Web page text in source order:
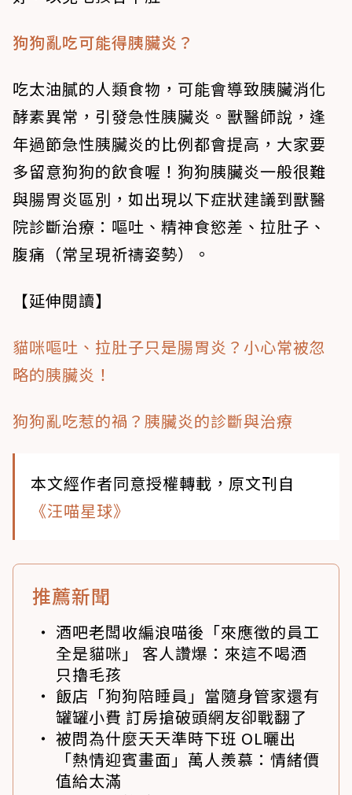
狗狗亂吃可能得胰臟炎？
吃太油膩的人類食物，可能會導致胰臟消化
酵素異常，引發急性胰臟炎。獸醫師說，逢
年過節急性胰臟炎的比例都會提高，大家要
多留意狗狗的飲食喔！狗狗胰臟炎一般很難
與腸胃炎區別，如出現以下症狀建議到獸醫
院診斷治療：嘔吐、精神食慾差、拉肚子、
腹痛（常呈現祈禱姿勢）。
【延伸閱讀】
貓咪嘔吐、拉肚子只是腸胃炎？小心常被忽
略的胰臟炎！
狗狗亂吃惹的禍？胰臟炎的診斷與治療
本文經作者同意授權轉載，原文刊自
《汪喵星球》
推薦新聞
酒吧老闆收編浪喵後「來應徵的員工
全是貓咪」 客人讚爆：來這不喝酒
只擼毛孩
飯店「狗狗陪睡員」當隨身管家還有
罐罐小費 訂房搶破頭網友卻戰翻了
被問為什麼天天準時下班 OL曬出
「熱情迎賓畫面」萬人羨慕：情緒價
值給太滿